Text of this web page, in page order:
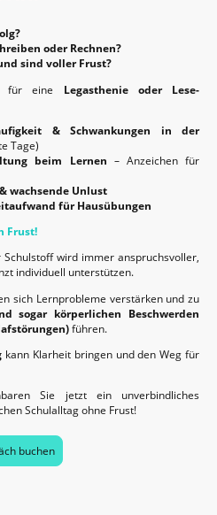
oder Rechnen?
sind voller Frust?
für eine Legasthenie oder Lese-
& Schwankungen in der
Tage)
beim Lernen – Anzeichen für
wachsende Unlust
für Hausübungen
Frust!
Schulstoff wird immer anspruchsvoller,
individuell unterstützen.
sich Lernprobleme verstärken und zu
sogar körperlichen Beschwerden
führen.
kann Klarheit bringen und den Weg für
Sie jetzt ein unverbindliches
Schulalltag ohne Frust!
buchen